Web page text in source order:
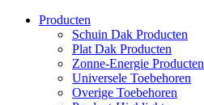
Producten
Schuin Dak Producten
Plat Dak Producten
Zonne-Energie Producten
Universele Toebehoren
Overige Toebehoren